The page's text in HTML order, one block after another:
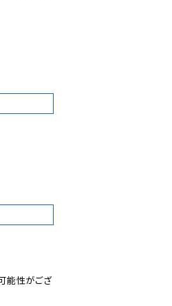
能性がござ